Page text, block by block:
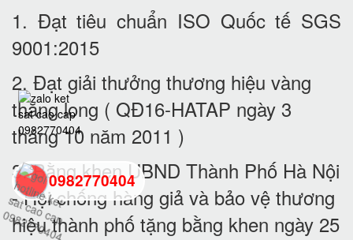
1. Đạt tiêu chuẩn ISO Quốc tế SGS
9001:2015
2. Đạt giải thưởng thương hiệu vàng
thăng long ( QĐ16-HATAP ngày 3
tháng 10 năm 2011 )
3. Bằng khen UBND Thành Phố Hà Nội
- Hội chống hàng giả và bảo vệ thương
hiệu thành phố tặng bằng khen ngày 25
0982770404
back